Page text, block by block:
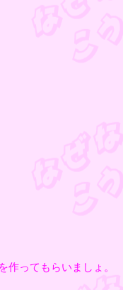
ってもらいましょ。